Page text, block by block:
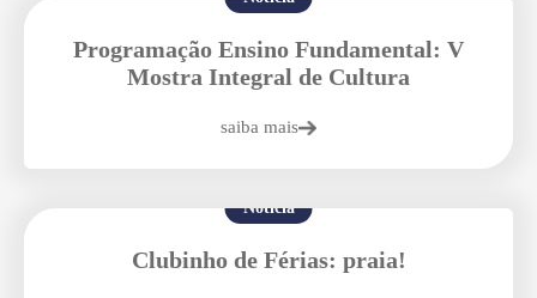
Programação Ensino Fundamental: V
Mostra Integral de Cultura
saiba mais
Notícia
Clubinho de Férias: praia!